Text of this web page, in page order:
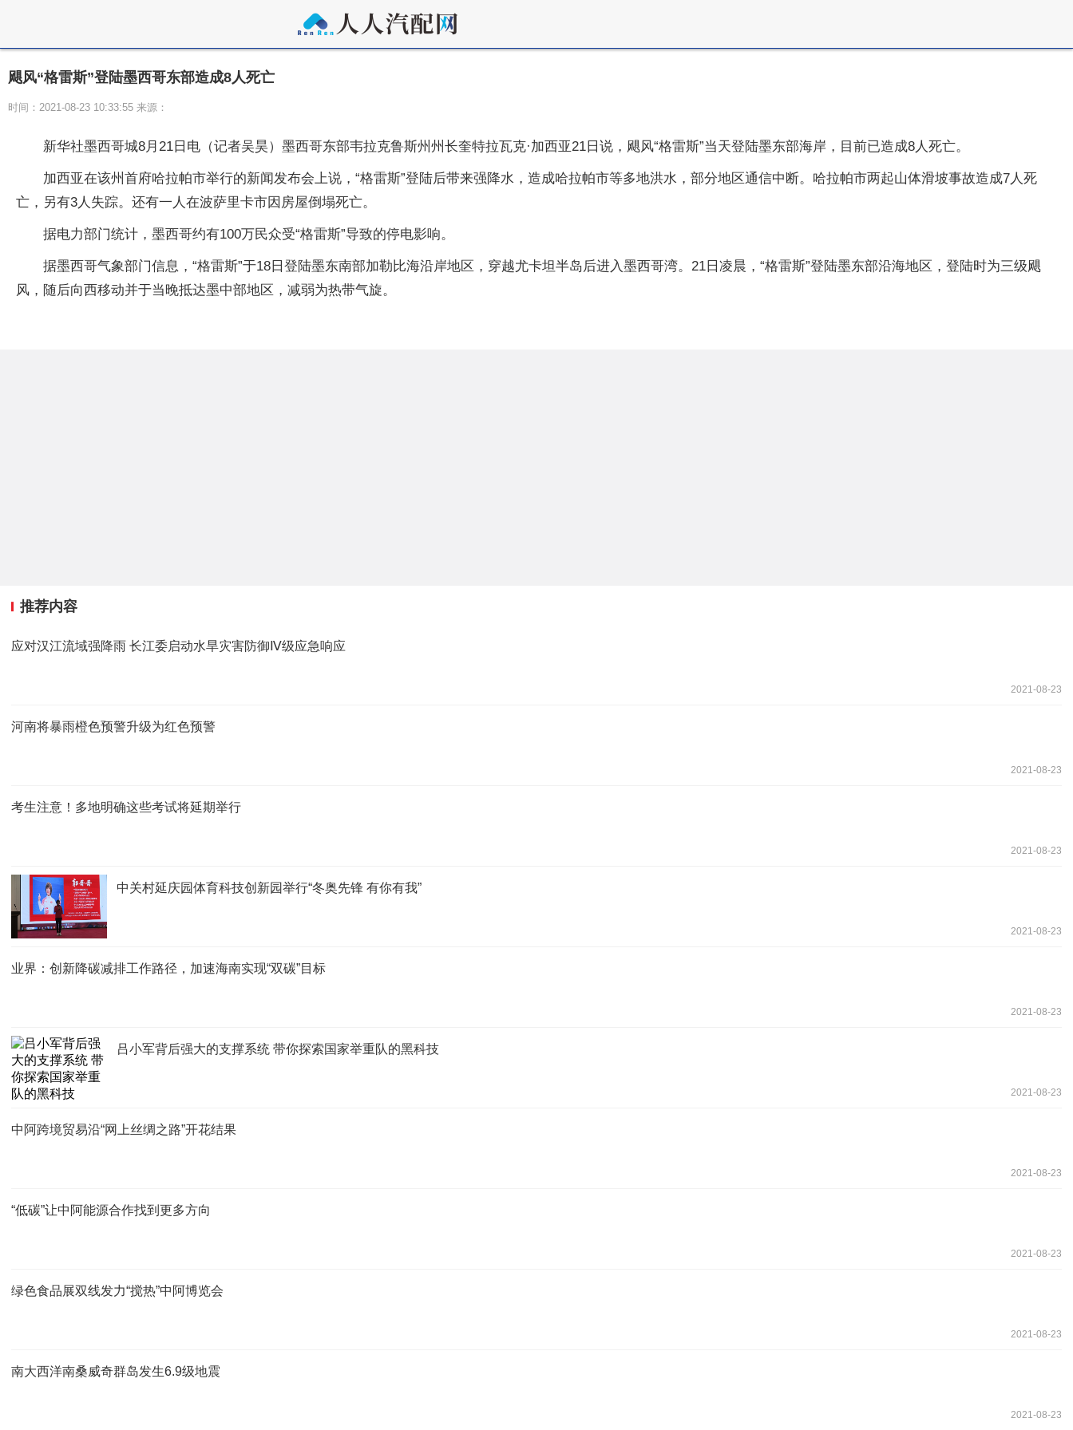
飓风“格雷斯”登陆墨西哥东部造成8人死亡
时间：2021-08-23 10:33:55 来源：
新华社墨西哥城8月21日电（记者吴昊）墨西哥东部韦拉克鲁斯州州长奎特拉瓦克·加西亚21日说，飓风“格雷斯”当天登陆墨东部海岸，目前已造成8人死亡。
加西亚在该州首府哈拉帕市举行的新闻发布会上说，“格雷斯”登陆后带来强降水，造成哈拉帕市等多地洪水，部分地区通信中断。哈拉帕市两起山体滑坡事故造成7人死
亡，另有3人失踪。还有一人在波萨里卡市因房屋倒塌死亡。
据电力部门统计，墨西哥约有100万民众受“格雷斯”导致的停电影响。
据墨西哥气象部门信息，“格雷斯”于18日登陆墨东南部加勒比海沿岸地区，穿越尤卡坦半岛后进入墨西哥湾。21日凌晨，“格雷斯”登陆墨东部沿海地区，登陆时为三级飓
风，随后向西移动并于当晚抵达墨中部地区，减弱为热带气旋。
推荐内容
应对汉江流域强降雨 长江委启动水旱灾害防御Ⅳ级应急响应
2021-08-23
河南将暴雨橙色预警升级为红色预警
2021-08-23
考生注意！多地明确这些考试将延期举行
2021-08-23
中关村延庆园体育科技创新园举行“冬奥先锋 有你有我”
2021-08-23
业界：创新降碳减排工作路径，加速海南实现“双碳”目标
2021-08-23
吕小军背后强大的支撑系统 带你探索国家举重队的黑科技
2021-08-23
中阿跨境贸易沿“网上丝绸之路”开花结果
2021-08-23
“低碳”让中阿能源合作找到更多方向
2021-08-23
绿色食品展双线发力“搅热”中阿博览会
2021-08-23
南大西洋南桑威奇群岛发生6.9级地震
2021-08-23